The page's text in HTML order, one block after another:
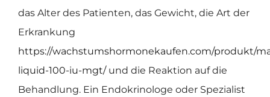
das Alter des Patienten, das Gewicht, die Art der
Erkrankung
https://wachstumshormonekaufen.com/produkt/
liquid-100-iu-mgt/und die Reaktion auf die
Behandlung. Ein Endokrinologe oder Spezialist